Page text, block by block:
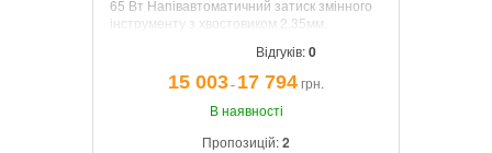
65 Вт Напівавтоматичний затиск змінного
інструменту з хвостовиком 2,35мм.
Відгуків:0
15 003¯17 794грн.
В наявності
Пропозицій:2